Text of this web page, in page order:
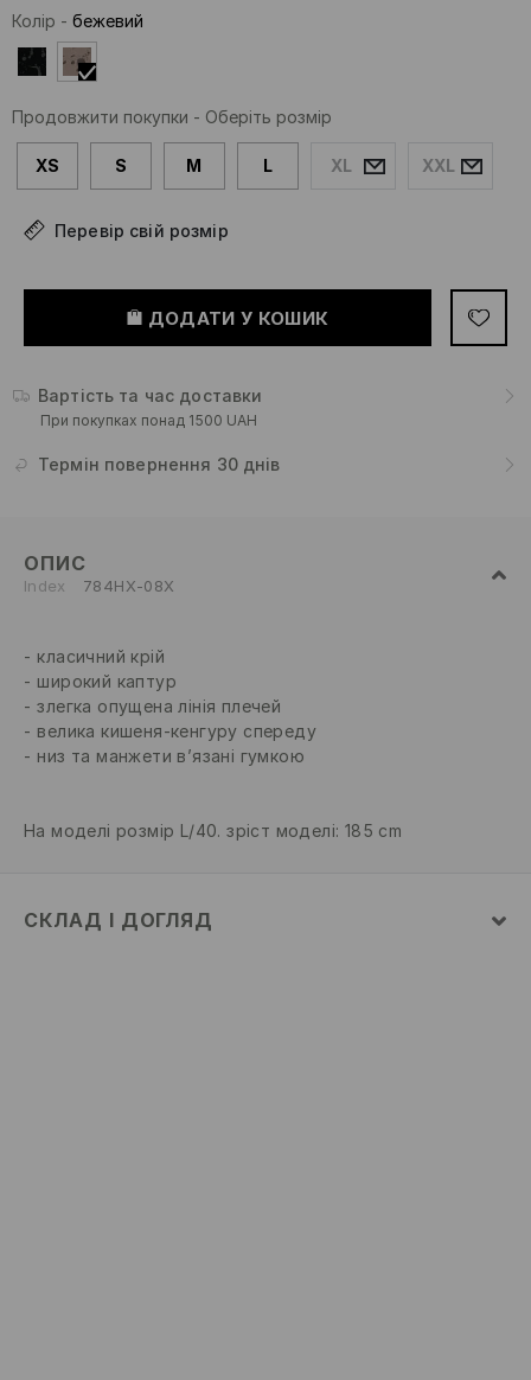
Колір - бежевий
Продовжити покупки - Оберіть розмір
XS S M L XL XXL
Перевір свій розмір
ДОДАТИ У КОШИК
Вартість та час доставки
При покупках понад 1500 UAH
Термін повернення 30 днів
ОПИС
Index 784HX-08X
класичний крій
широкий каптур
злегка опущена лінія плечей
велика кишеня-кенгуру спереду
низ та манжети в’язані гумкою
На моделі розмір L/40. зріст моделі: 185 cm
СКЛАД І ДОГЛЯД